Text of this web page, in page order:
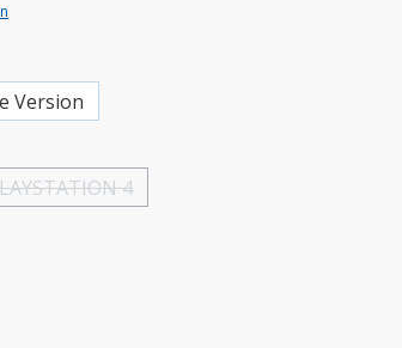
Version
4
(Diese Option ist zurzeit nicht verfügbar.)